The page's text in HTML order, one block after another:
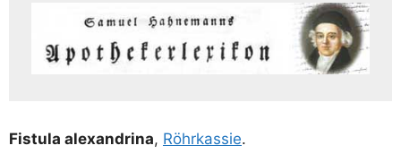
Fis­tu­la alex­an­dri­na, Röhr­k­as­sie.